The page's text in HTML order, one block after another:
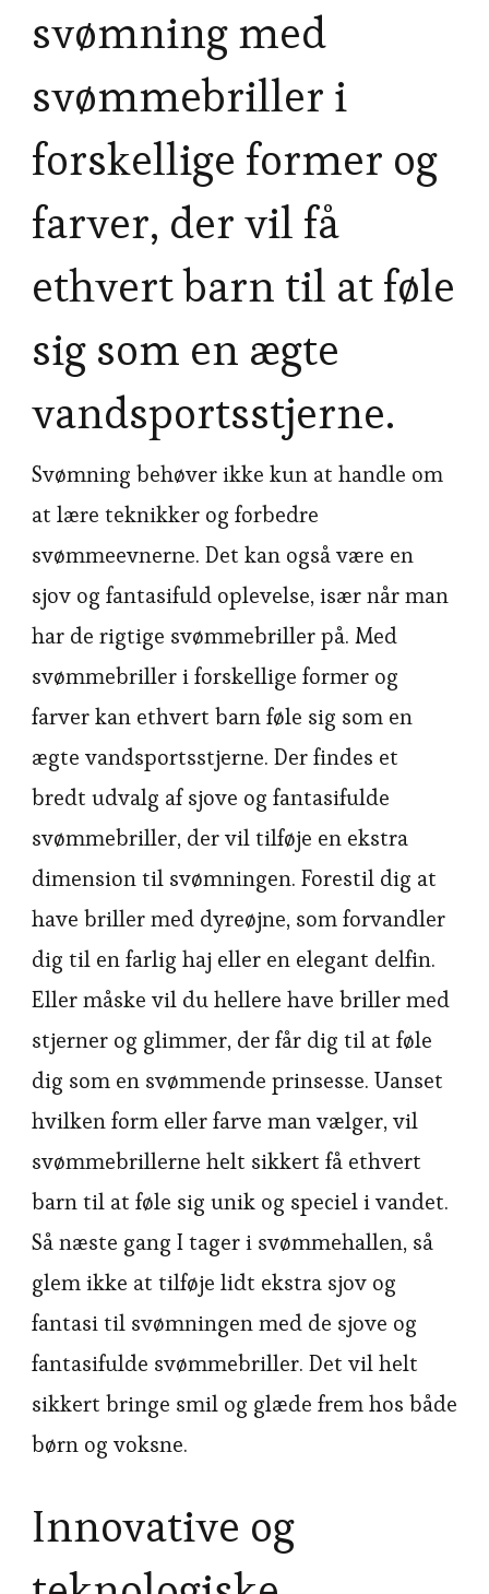
svømning med
svømmebriller i
forskellige former og
farver, der vil få
ethvert barn til at føle
sig som en ægte
vandsportsstjerne.
Svømning behøver ikke kun at handle om
at lære teknikker og forbedre
svømmeevnerne. Det kan også være en
sjov og fantasifuld oplevelse, især når man
har de rigtige svømmebriller på. Med
svømmebriller i forskellige former og
farver kan ethvert barn føle sig som en
ægte vandsportsstjerne. Der findes et
bredt udvalg af sjove og fantasifulde
svømmebriller, der vil tilføje en ekstra
dimension til svømningen. Forestil dig at
have briller med dyreøjne, som forvandler
dig til en farlig haj eller en elegant delfin.
Eller måske vil du hellere have briller med
stjerner og glimmer, der får dig til at føle
dig som en svømmende prinsesse. Uanset
hvilken form eller farve man vælger, vil
svømmebrillerne helt sikkert få ethvert
barn til at føle sig unik og speciel i vandet.
Så næste gang I tager i svømmehallen, så
glem ikke at tilføje lidt ekstra sjov og
fantasi til svømningen med de sjove og
fantasifulde svømmebriller. Det vil helt
sikkert bringe smil og glæde frem hos både
børn og voksne.
Innovative og